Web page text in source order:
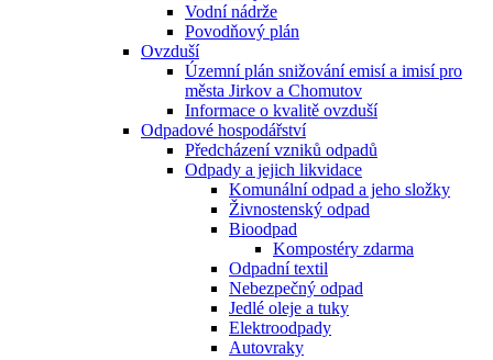
Vodní nádrže
Povodňový plán
Ovzduší
Územní plán snižování emisí a imisí pro
města Jirkov a Chomutov
Informace o kvalitě ovzduší
Odpadové hospodářství
Předcházení vzniků odpadů
Odpady a jejich likvidace
Komunální odpad a jeho složky
Živnostenský odpad
Bioodpad
Kompostéry zdarma
Odpadní textil
Nebezpečný odpad
Jedlé oleje a tuky
Elektroodpady
Autovraky